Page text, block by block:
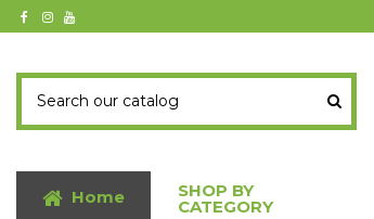
Home SHOP BY
CATEGORY